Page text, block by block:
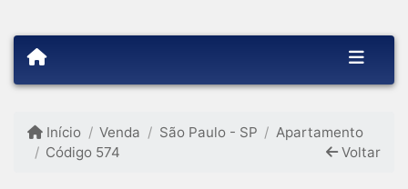
Início Venda São Paulo - SP
Apartamento
Código 574
Voltar